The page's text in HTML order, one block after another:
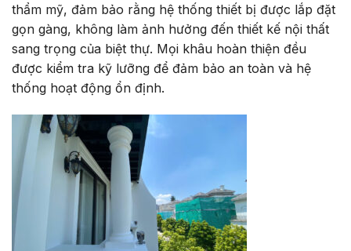
thẩm mỹ, đảm bảo rằng hệ thống thiết bị được lắp đặt
gọn gàng, không làm ảnh hưởng đến thiết kế nội thất
sang trọng của biệt thự. Mọi khâu hoàn thiện đều
được kiểm tra kỹ lưỡng để đảm bảo an toàn và hệ
thống hoạt động ổn định.